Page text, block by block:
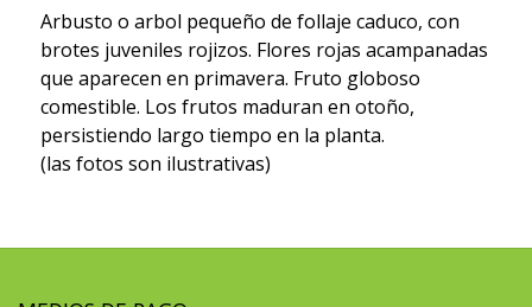
Arbusto o arbol pequeño de follaje caduco, con
brotes juveniles rojizos. Flores rojas acampanadas
que aparecen en primavera. Fruto globoso
comestible. Los frutos maduran en otoño,
persistiendo largo tiempo en la planta.
(las fotos son ilustrativas)